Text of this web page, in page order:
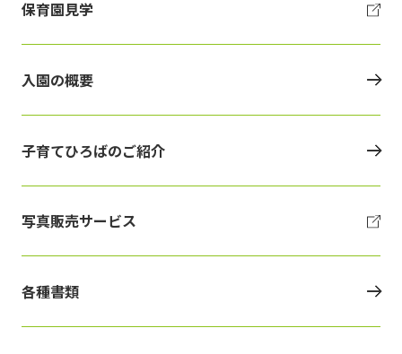
保育園見学
入園の概要
子育てひろばのご紹介
写真販売サービス
各種書類